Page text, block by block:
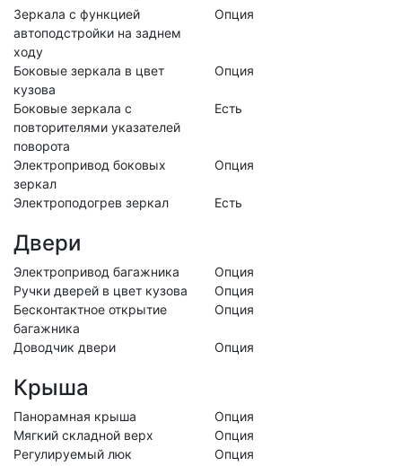
Зеркала с функцией
автоподстройки на заднем
ходу
Опция
Боковые зеркала в цвет
кузова
Опция
Боковые зеркала с
повторителями указателей
поворота
Есть
Электропривод боковых
зеркал
Опция
Электроподогрев зеркал Есть
Двери
Электропривод багажника
Опция
Ручки дверей в цвет кузова
Опция
Бесконтактное открытие
багажника
Опция
Доводчик двери Опция
Крыша
Панорамная крыша
Опция
Мягкий складной верх
Опция
Регулируемый люк
Опция